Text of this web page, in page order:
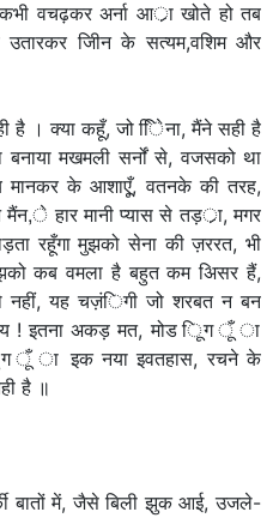
वचढ़कर अर्ना आर्ा खोते हो तब
जीिन के सत्यम,वशिम और
है । क्या कहूँ, जो िेिना, मैंने सही है
मखमली सर्नों से, वजसको था
मानकर के आशाएूँ, वतनके की तरह,
हार मानी प्यास से तड़र्ा, मगर
रहूँगा मुझको सेना की ज़ररत, भी
कब वमला है बहुत कम अिसर हैं,
नहीं, यह चज़ंिगी जो शरबत न बन
! इतना अकड़ मत, मोड िूग ूँ ा
ा इक नया इवतहास, रचने के
है ॥
बातों में, जैसे बिली झुक आई, उजले-